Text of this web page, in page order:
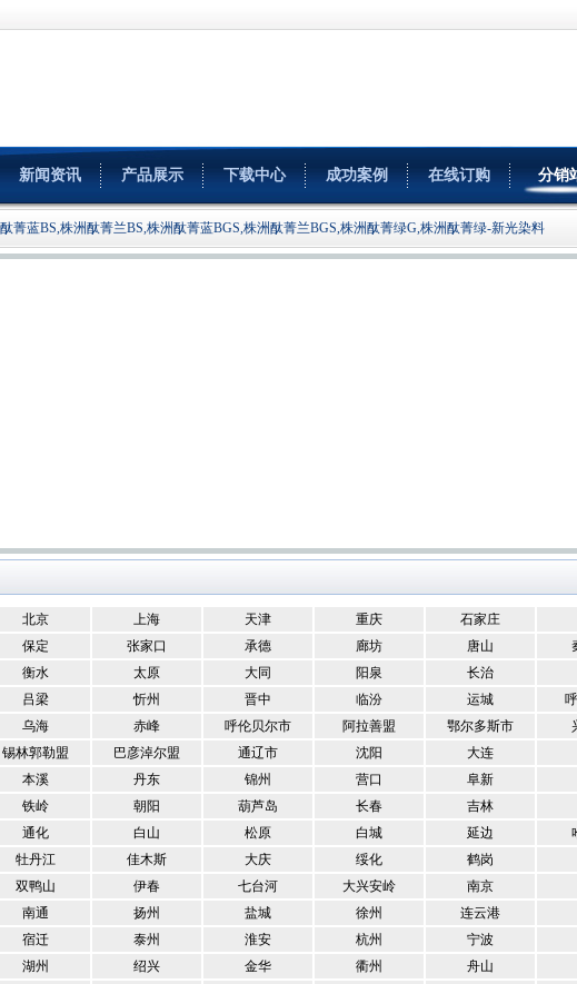
新闻资讯 产品展示 下载中心 成功案例 在线订购 分销
菁蓝BS,株洲酞菁兰BS,株洲酞菁蓝BGS,株洲酞菁兰BGS,株洲酞菁绿G,株洲酞菁绿-新光染料
北京 上海 天津 重庆 石家庄
保定
张家口 承德 廊坊 唐山
衡水
太原 大同 阳泉 长治
吕梁
忻州 晋中 临汾 运城
乌海
赤峰 呼伦贝尔市 阿拉善盟 鄂尔多斯市
锡林郭勒盟
巴彦淖尔盟 通辽市 沈阳 大连
本溪
丹东 锦州 营口 阜新
铁岭
朝阳 葫芦岛 长春 吉林
通化
白山 松原 白城 延边
牡丹江
佳木斯 大庆 绥化 鹤岗
双鸭山
伊春 七台河 大兴安岭 南京
南通
扬州 盐城 徐州 连云港
宿迁
泰州 淮安 杭州 宁波
湖州
绍兴 金华 衢州 舟山